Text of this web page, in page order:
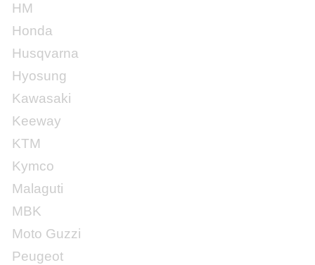
HM
Honda
Husqvarna
Hyosung
Kawasaki
Keeway
KTM
Kymco
Malaguti
MBK
Moto Guzzi
Peugeot